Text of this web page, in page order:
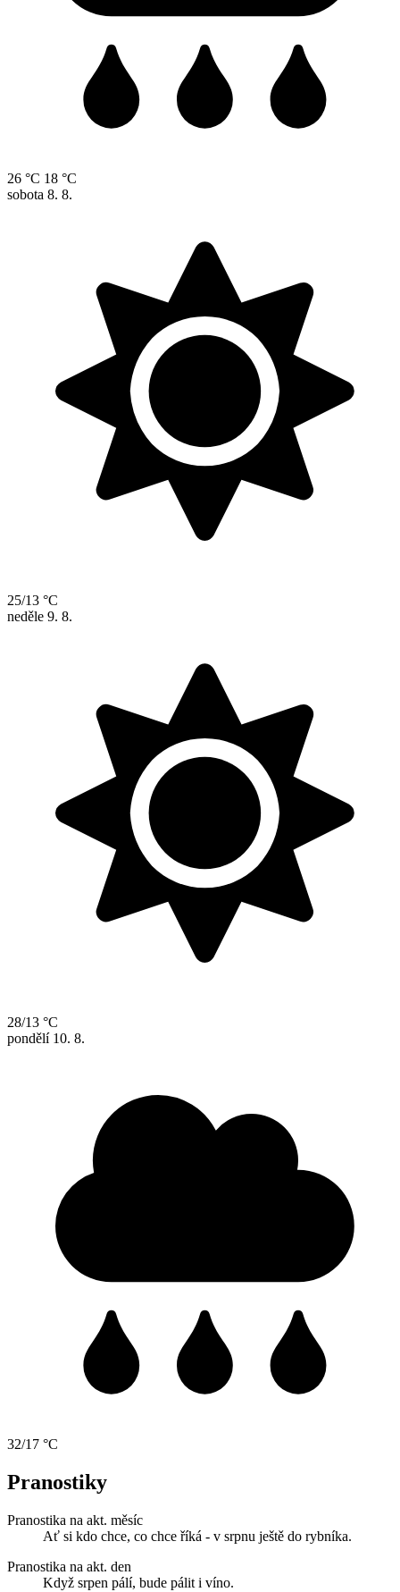
26 °C 18 °C
sobota 8. 8.
25/13 °C
neděle 9. 8.
28/13 °C
pondělí 10. 8.
32/17 °C
Pranostiky
Pranostika na akt. měsíc
Ať si kdo chce, co chce říká - v srpnu ještě do rybníka.
Pranostika na akt. den
Když srpen pálí, bude pálit i víno.